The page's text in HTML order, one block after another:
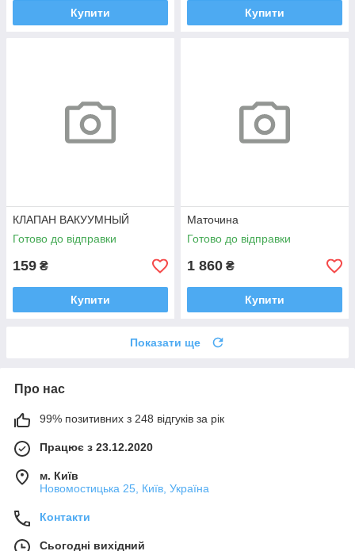
Купити Купити
КЛАПАН ВАКУУМНЫЙ
Готово до відправки
159 ₴
Купити
Маточина
Готово до відправки
1 860 ₴
Купити
Показати ще
Про нас
99% позитивних з 248 відгуків за рік
Працює з 23.12.2020
м. Київ
Новомостицька 25, Київ, Україна
Контакти
Сьогодні вихідний